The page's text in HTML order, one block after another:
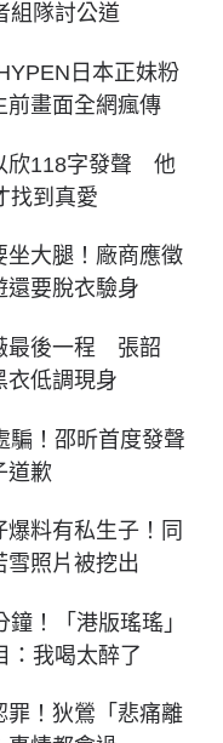
隊討公道
日本正妹粉
畫面全網瘋傳
欣118字發聲 他
找到真愛
坐大腿！廠商應徵
要脫衣驗身
最後一程 張韶
衣低調現身
騙！邵昕首度發聲
歉
料有私生子！同
雪照片被挖出
！「港版瑤瑤」
：我喝太醉了
罪！狄鶯「悲痛離